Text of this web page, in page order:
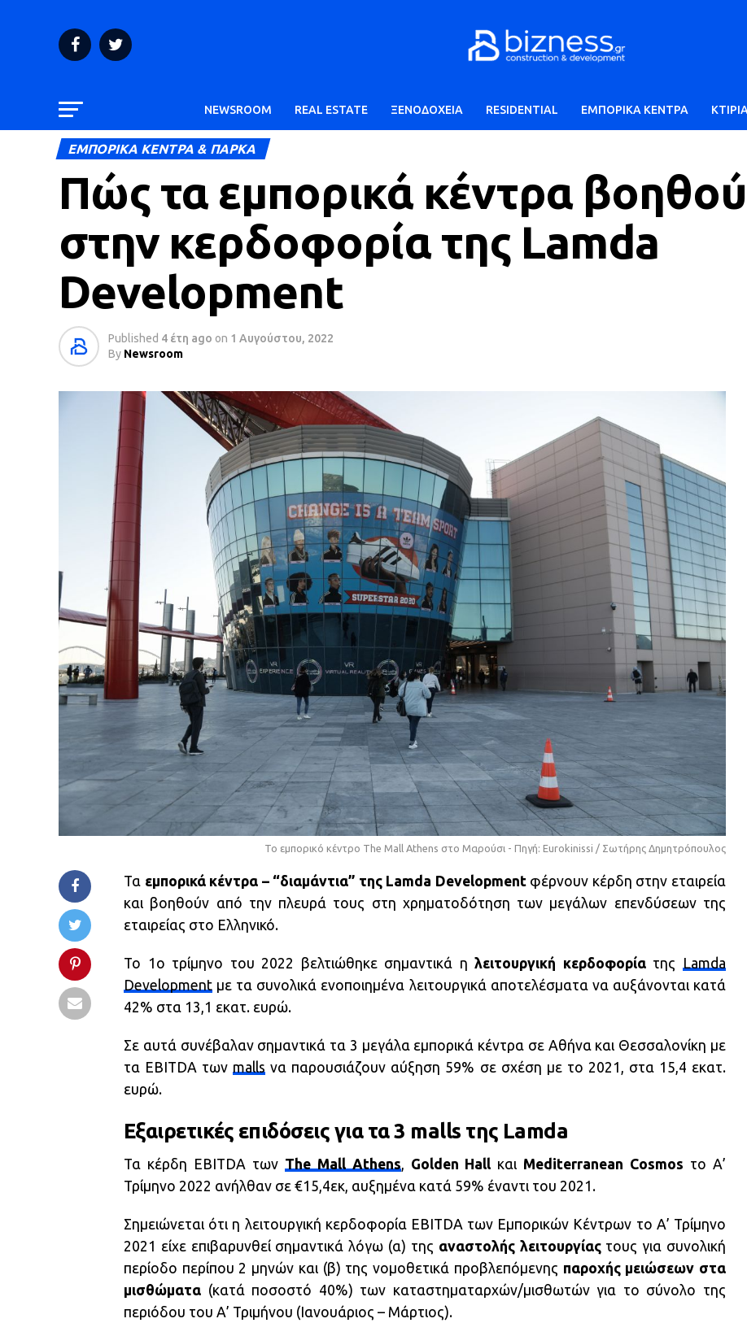
NEWSROOM REAL ESTATE ΞΕΝΟΔΟΧΕΙΑ RESIDENTIAL ΕΜΠΟΡΙΚΑ ΚΕΝΤΡΑ
ΕΜΠΟΡΙΚΑ ΚΕΝΤΡΑ & ΠΑΡΚΑ
Πώς τα εμπορικά κέντρα
στην κερδοφορία της Lamda
Development
Published 4 έτη ago on 1 Αυγούστου, 2022
By Newsroom
Το εμπορικό κέντρο The Mall Athens στο Μαρούσι - Πηγή: Eurokinissi / Σωτήρης Δημητρόπουλος
Τα εμπορικά κέντρα – “διαμάντια” της Lamda Development φέρνουν κέρδη στην εταιρεία
και βοηθούν από την πλευρά τους στη χρηματοδότηση των μεγάλων επενδύσεων της
εταιρείας στο Ελληνικό.
Το 1ο τρίμηνο του 2022 βελτιώθηκε σημαντικά ηλειτουργική κερδοφορίατης
Lamda
Development με τα συνολικά ενοποιημένα λειτουργικά αποτελέσματα να αυξάνονται κατά
42% στα 13,1 εκατ. ευρώ.
Σε αυτά συνέβαλαν σημαντικά τα 3 μεγάλα εμπορικά κέντρα σε Αθήνα και Θεσσαλονίκη με
τα EBITDA των malls να παρουσιάζουν αύξηση 59% σε σχέση με το 2021, στα 15,4 εκατ.
ευρώ.
Εξαιρετικές επιδόσεις για τα 3 malls της Lamda
Τα κέρδη EBITDA των The Mall Athens Golden Hall και Mediterranean Cosmos το Α’
Τρίμηνο 2022 ανήλθαν σε €15,4εκ, αυξημένα κατά 59% έναντι του 2021.
Σημειώνεται ότι η λειτουργική κερδοφορία EBITDA των Εμπορικών Κέντρων το Α’ Τρίμηνο
2021 είχε επιβαρυνθεί σημαντικά λόγω (α) της αναστολής λειτουργίαςτους για συνολική
περίοδο περίπου 2 μηνών και (β) της νομοθετικά προβλεπόμενης παροχής μειώσεων στα
μισθώματα (κατά ποσοστό 40%) των καταστηματαρχών/μισθωτών για το σύνολο της
περιόδου του Α’ Τριμήνου (Ιανουάριος – Μάρτιος).